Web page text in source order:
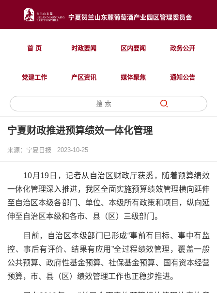
首 页 时政要闻 区内要闻 政务公开
党建工作 产区资讯 媒体聚焦 通知公告
宁夏财政推进预算绩效一体化管理
来源：宁夏日报 2023-10-25
10月19日，记者从自治区财政厅获悉，随着预算绩效
一体化管理深入推进，我区全面实施预算绩效管理横向延伸
至自治区本级各部门、单位、本级所有政策和项目，纵向延
伸至自治区本级和各市、县（区）三级部门。
目前，自治区本级部门已形成“事前有目标、事中有监
控、事后有评价、结果有应用”全过程绩效管理，覆盖一般
公共预算、政府性基金预算、社保基金预算、国有资本经营
预算，市、县（区）绩效管理工作也正稳步推进。